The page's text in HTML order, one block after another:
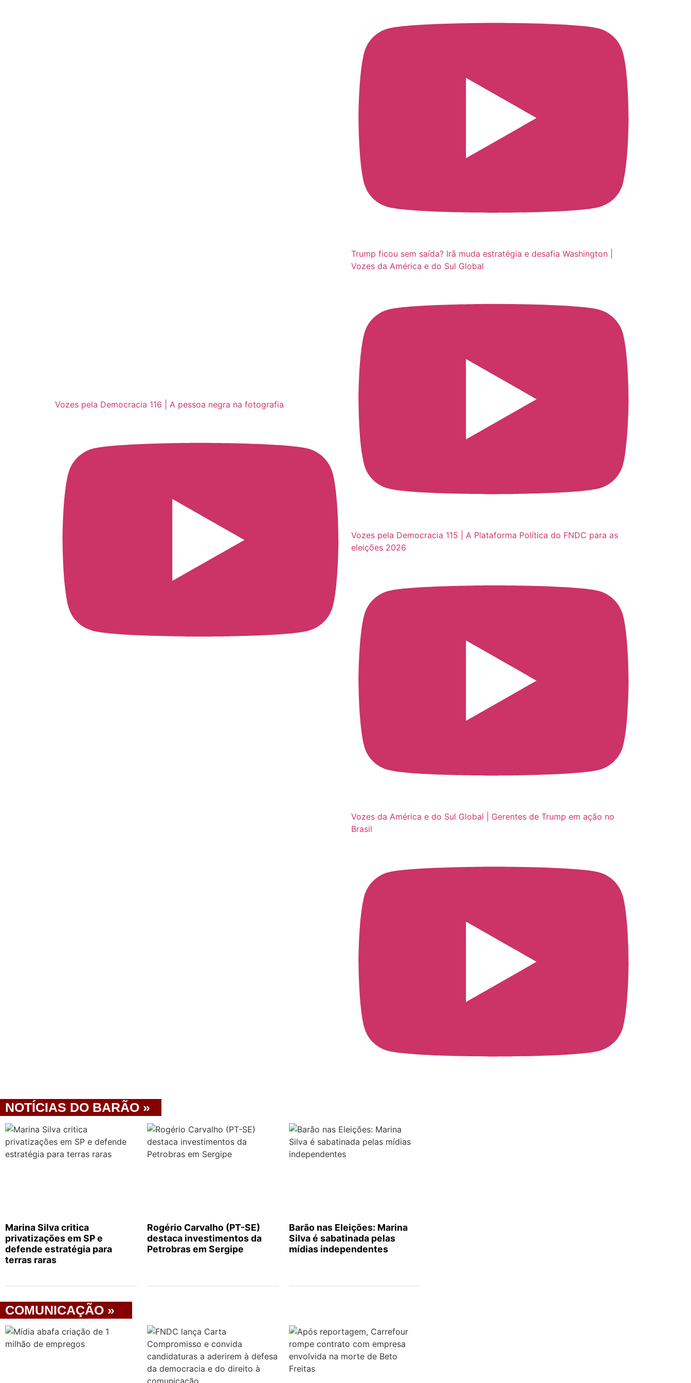
Vozes pela Democracia 116 | A pessoa negra na fotografia
Trump ficou sem saída? Irã muda estratégia e desafia Washington |
Vozes da América e do Sul Global
Vozes pela Democracia 115 | A Plataforma Política do FNDC para as
eleições 2026
Vozes da América e do Sul Global | Gerentes de Trump em ação no
Brasil
NOTÍCIAS DO BARÃO »
Marina Silva critica
privatizações em SP e
defende estratégia para
terras raras
Rogério Carvalho (PT-SE)
destaca investimentos da
Petrobras em Sergipe
Barão nas Eleições: Marina
Silva é sabatinada pelas
mídias independentes
COMUNICAÇÃO »